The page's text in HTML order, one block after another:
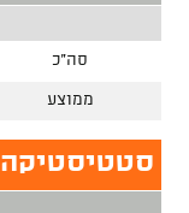
סה"כ
ממוצע